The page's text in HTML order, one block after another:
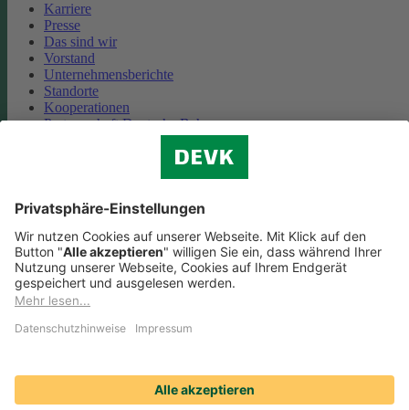
Karriere
Presse
Das sind wir
Vorstand
Unternehmensberichte
Standorte
Kooperationen
Partnerschaft Deutsche Bahn
Cookie-Einstellungen
Datenschutz
Impressum
Streitbeilegung
Nutzungshinweise
Compliance